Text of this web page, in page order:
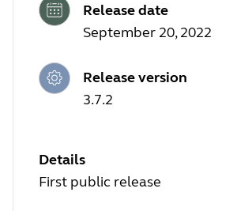
Release date
September 20, 2022
Release version
3.7.2
Details
First public release